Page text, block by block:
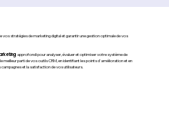
vos stratégies de marketing digital et garantir une gestion optimale de vos
approfondi pour analyser, évaluer et optimiser votre système de
meilleur parti de vos outils CRM, en identifiant les points d'amélioration et en
et la satisfaction de vos utilisateurs.